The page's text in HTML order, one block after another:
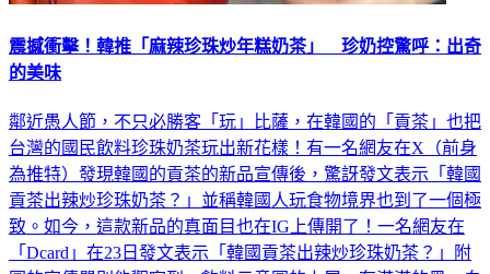
震撼衝擊！韓推「麻辣珍珠炒年糕奶茶」 珍奶控驚呼：出奇
的美味
鄰近愚人節，不只必勝客「玩」比薩，在韓國的「貢茶」也把
台灣的國民飲料珍珠奶茶玩出新花樣！有一名網友在X（前身
為推特）發現韓國的貢茶的新品宣傳後，驚訝發文表示「韓國
貢茶出辣炒珍珠奶茶？」並稱韓國人玩食物境界也到了一個極
致。如今，這款新品的真面目也在IG上傳開了！一名網友在
「Dcard」在23日發文表示「韓國貢茶出辣炒珍珠奶茶？」附